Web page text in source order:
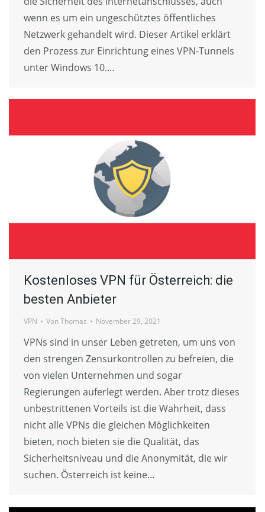
wenn es um ein ungeschütztes öffentliches
Netzwerk gehandelt wird. Dieser Artikel erklärt
den Prozess zur Einrichtung eines VPN-Tunnels
unter Windows 10.…
Kostenloses VPN für Österreich: die
besten Anbieter
VPN VonThomas November 29, 2021
VPNs sind in unser Leben getreten, um uns von
den strengen Zensurkontrollen zu befreien, die
von vielen Unternehmen und sogar
Regierungen auferlegt werden. Aber trotz dieses
unbestrittenen Vorteils ist die Wahrheit, dass
nicht alle VPNs die gleichen Möglichkeiten
bieten, noch bieten sie die Qualität, das
Sicherheitsniveau und die Anonymität, die wir
suchen. Österreich ist keine…